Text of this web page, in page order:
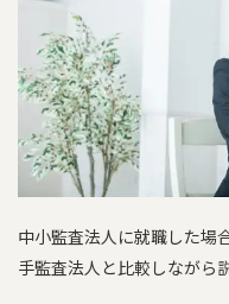
中小監査法人に就職した場
手監査法人と比較しながら